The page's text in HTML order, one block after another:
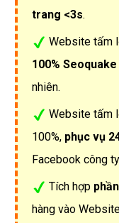
trang <3s.
Website tấm
100% Seoquake
nhiên.
Website tấm
100%, phục vụ
Facebook công
Tích hợp
hàng vào